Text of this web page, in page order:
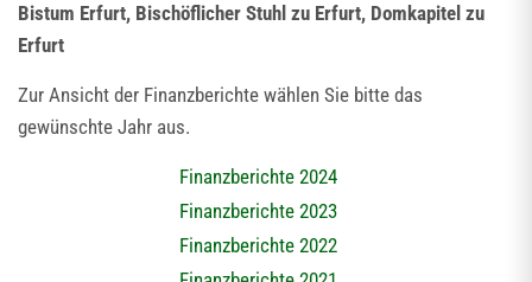
Bistum Erfurt, Bischöflicher Stuhl zu Erfurt, Domkapitel zu
Erfurt
Zur Ansicht der Finanzberichte wählen Sie bitte das
gewünschte Jahr aus.
Finanzberichte 2024
Finanzberichte 2023
Finanzberichte 2022